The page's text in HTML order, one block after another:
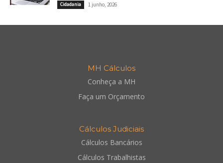
Cidadania 1 junho, 2026
MH Cálculos
Conheça a MH
Faça um Orçamento
Cálculos Judiciais
Cálculos Bancários
Cálculos Trabalhistas